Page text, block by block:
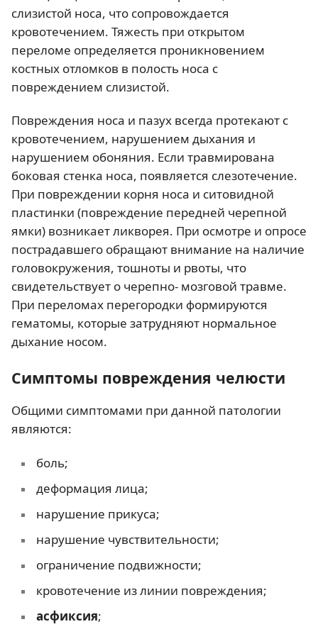
слизистой носа, что сопровождается
кровотечением. Тяжесть при открытом
переломе определяется проникновением
костных отломков в полость носа с
повреждением слизистой.
Повреждения носа и пазух всегда протекают с
кровотечением, нарушением дыхания и
нарушением обоняния. Если травмирована
боковая стенка носа, появляется слезотечение.
При повреждении корня носа и ситовидной
пластинки (повреждение передней черепной
ямки) возникает ликворея. При осмотре и опросе
пострадавшего обращают внимание на наличие
головокружения, тошноты и рвоты, что
свидетельствует о черепно- мозговой травме.
При переломах перегородки формируются
гематомы, которые затрудняют нормальное
дыхание носом.
Симптомы повреждения челюсти
Общими симптомами при данной патологии
являются:
боль;
деформация лица;
нарушение прикуса;
нарушение чувствительности;
ограничение подвижности;
кровотечение из линии повреждения;
асфиксия;